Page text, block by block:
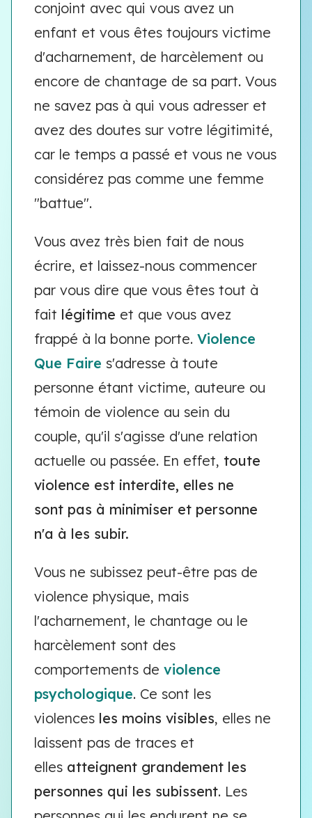
conjoint avec qui vous avez un
enfant et vous êtes toujours victime
d'acharnement, de harcèlement ou
encore de chantage de sa part. Vous
ne savez pas à qui vous adresser et
avez des doutes sur votre légitimité,
car le temps a passé et vous ne vous
considérez pas comme une femme
"battue".
Vous avez très bien fait de nous
écrire, et laissez-nous commencer
par vous dire que vous êtes tout à
fait légitime et que vous avez
frappé à la bonne porte. Violence
Que Faire s'adresse à toute
personne étant victime, auteure ou
témoin de violence au sein du
couple, qu'il s'agisse d'une relation
actuelle ou passée. En effet, toute
violence est interdite, elles ne
sont pas à minimiser et personne
n'a à les subir.
Vous ne subissez peut-être pas de
violence physique, mais
l'acharnement, le chantage ou le
harcèlement sont des
comportements de violence
psychologique. Ce sont les
violences les moins visibles, elles ne
laissent pas de traces et
elles atteignent grandement les
personnes qui les subissent. Les